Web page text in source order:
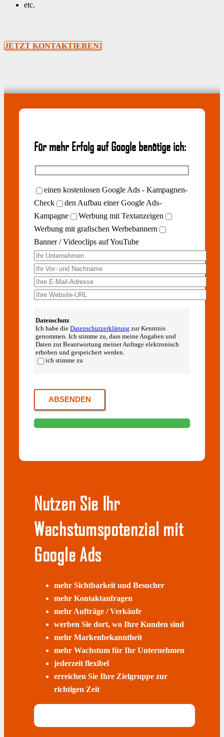
etc.
JETZT KONTAKTIEREN!
Für mehr Erfolg auf Google benötige ich:
einen kostenlosen Google Ads - Kampagnen-
Check
den Aufbau einer Google Ads-
Kampagne
Werbung mit Textanzeigen
Werbung mit grafischen Werbebannern
Banner / Videoclips auf YouTube
Datenschutz
Ich habe dieDatenschutzerklärung zur Kenntnis
genommen. Ich stimme zu, dass meine Angaben und
Daten zur Beantwortung meiner Anfrage elektronisch
erhoben und gespeichert werden.
ich stimme zu
Nutzen Sie Ihr
Wachstumspotenzial mit
Google Ads
mehr Sichtbarkeit und Besucher
mehr Kontaktanfragen
mehr Aufträge / Verkäufe
werben Sie dort, wo Ihre Kunden sind
mehr Markenbekanntheit
mehr Wachstum für Ihr Unternehmen
jederzeit flexibel
erreichen Sie Ihre Zielgruppe zur
richtigen Zeit